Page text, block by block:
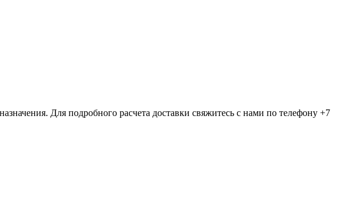
Для подробного расчета доставки свяжитесь с нами по телефону +7